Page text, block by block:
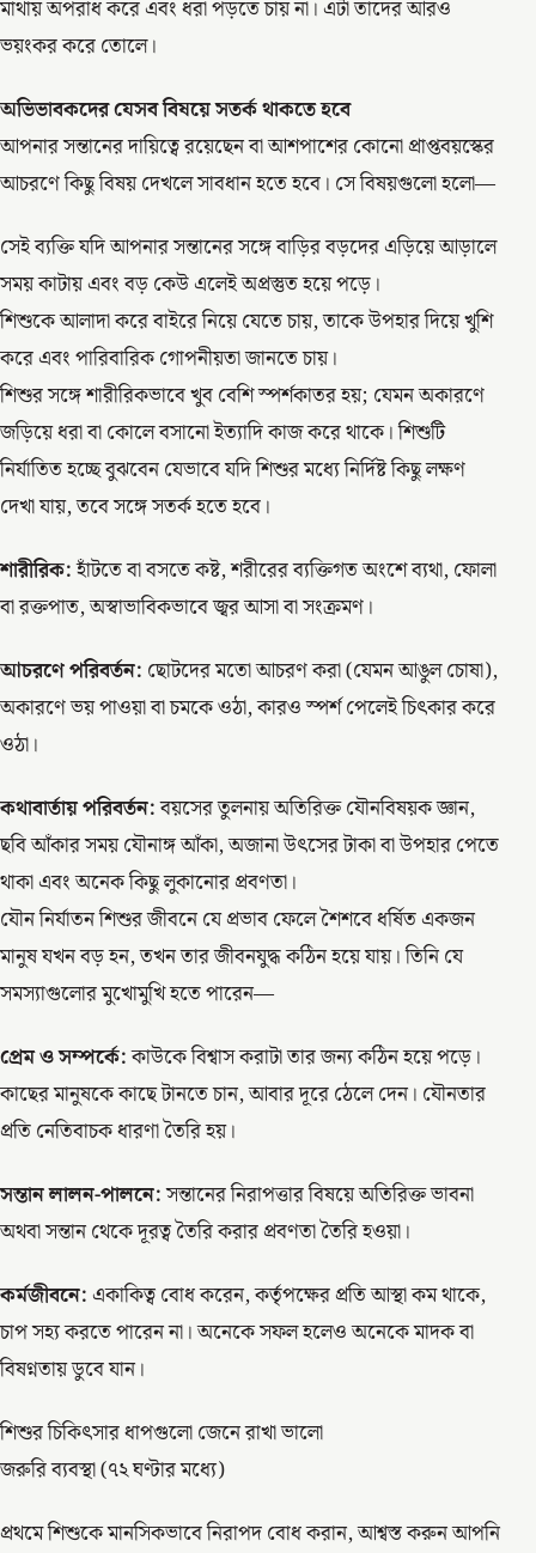
মাথায় অপরাধ করে এবং ধরা পড়তে চায় না। এটা তাদের আরও
ভয়ংকর করে তোলে।
অভিভাবকদের যেসব বিষয়ে সতর্ক থাকতে হবে
আপনার সন্তানের দায়িত্বে রয়েছেন বা আশপাশের কোনো প্রাপ্তবয়স্কের
আচরণে কিছু বিষয় দেখলে সাবধান হতে হবে। সে বিষয়গুলো হলো—
সেই ব্যক্তি যদি আপনার সন্তানের সঙ্গে বাড়ির বড়দের এড়িয়ে আড়ালে
সময় কাটায় এবং বড় কেউ এলেই অপ্রস্তুত হয়ে পড়ে।
শিশুকে আলাদা করে বাইরে নিয়ে যেতে চায়, তাকে উপহার দিয়ে খুশি
করে এবং পারিবারিক গোপনীয়তা জানতে চায়।
শিশুর সঙ্গে শারীরিকভাবে খুব বেশি স্পর্শকাতর হয়; যেমন অকারণে
জড়িয়ে ধরা বা কোলে বসানো ইত্যাদি কাজ করে থাকে। শিশুটি
নির্যাতিত হচ্ছে বুঝবেন যেভাবে যদি শিশুর মধ্যে নির্দিষ্ট কিছু লক্ষণ
দেখা যায়, তবে সঙ্গে সতর্ক হতে হবে।
শারীরিক:হাঁটতে বা বসতে কষ্ট, শরীরের ব্যক্তিগত অংশে ব্যথা, ফোলা
বা রক্তপাত, অস্বাভাবিকভাবে জ্বর আসা বা সংক্রমণ।
আচরণে পরিবর্তন: ছোটদের মতো আচরণ করা (যেমন আঙুল চোষা),
অকারণে ভয় পাওয়া বা চমকে ওঠা, কারও স্পর্শ পেলেই চিৎকার করে
ওঠা।
কথাবার্তায় পরিবর্তন:বয়সের তুলনায় অতিরিক্ত যৌনবিষয়ক জ্ঞান,
ছবি আঁকার সময় যৌনাঙ্গ আঁকা, অজানা উৎসের টাকা বা উপহার পেতে
থাকা এবং অনেক কিছু লুকানোর প্রবণতা।
যৌন নির্যাতন শিশুর জীবনে যে প্রভাব ফেলে শৈশবে ধর্ষিত একজন
মানুষ যখন বড় হন, তখন তার জীবনযুদ্ধ কঠিন হয়ে যায়। তিনি যে
সমস্যাগুলোর মুখোমুখি হতে পারেন—
প্রেম ও সম্পর্কে:কাউকে বিশ্বাস করাটা তার জন্য কঠিন হয়ে পড়ে।
কাছের মানুষকে কাছে টানতে চান, আবার দূরে ঠেলে দেন। যৌনতার
প্রতি নেতিবাচক ধারণা তৈরি হয়।
সন্তান লালন-পালনে:সন্তানের নিরাপত্তার বিষয়ে অতিরিক্ত ভাবনা
অথবা সন্তান থেকে দূরত্ব তৈরি করার প্রবণতা তৈরি হওয়া।
কর্মজীবনে:একাকিত্ব বোধ করেন, কর্তৃপক্ষের প্রতি আস্থা কম থাকে,
চাপ সহ্য করতে পারেন না। অনেকে সফল হলেও অনেকে মাদক বা
বিষণ্নতায় ডুবে যান।
শিশুর চিকিৎসার ধাপগুলো জেনে রাখা ভালো
জরুরি ব্যবস্থা (৭২ ঘণ্টার মধ্যে)
প্রথমে শিশুকে মানসিকভাবে নিরাপদ বোধ করান, আশ্বস্ত করুন আপনি